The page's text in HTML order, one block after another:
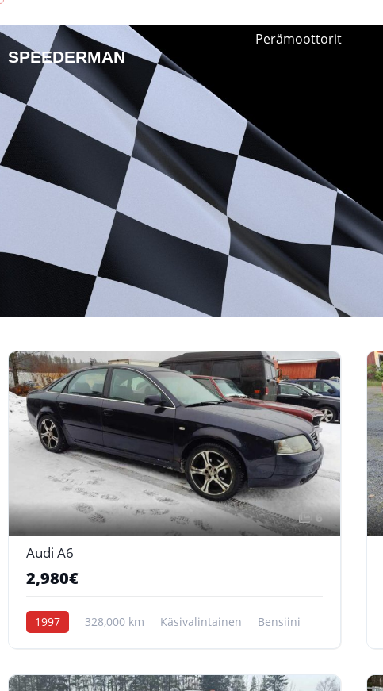
SPEEDERMAN
Perämoottorit
6
Audi A6
2,980€
1997 328,000 km Käsivalintainen Bensiini